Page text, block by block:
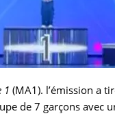
1 (MA1). l’émission a
de 7 garçons avec